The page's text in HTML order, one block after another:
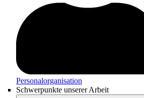
Personalorganisation
Schwerpunkte unserer Arbeit